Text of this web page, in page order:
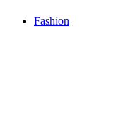
Fashion